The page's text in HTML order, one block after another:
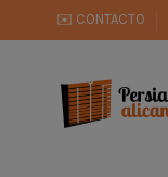
✉️ CONTACTO